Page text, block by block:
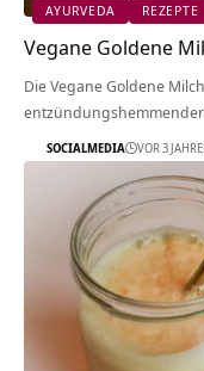
AYURVEDA REZEPTE
Vegane Goldene
Die Vegane Goldene
SOCIALMEDIA VOR 3